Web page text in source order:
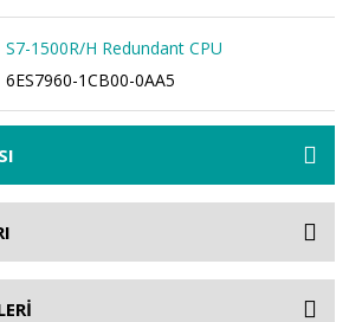
S7-1500R/H Redundant CPU
6ES7960-1CB00-0AA5